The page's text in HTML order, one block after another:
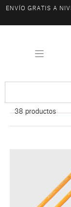
ENVÍO GRATIS A
38 productos